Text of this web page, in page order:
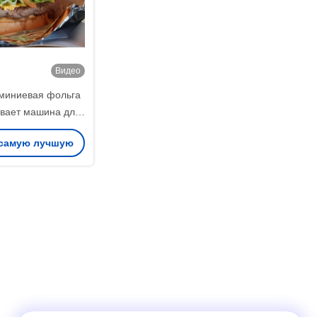
Видео
фольга
машина для
медовой бумаги
лучшую